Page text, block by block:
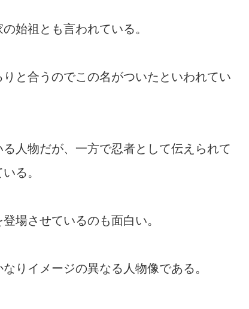
始祖とも言われている。
と合うのでこの名がついたといわれてい
人物だが、一方で忍者として伝えられて
る。
場させているのも面白い。
りイメージの異なる人物像である。